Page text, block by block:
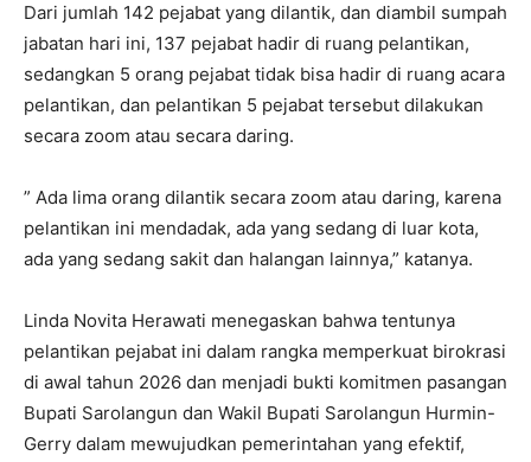
Dari jumlah 142 pejabat yang dilantik, dan diambil sumpah
jabatan hari ini, 137 pejabat hadir di ruang pelantikan,
sedangkan 5 orang pejabat tidak bisa hadir di ruang acara
pelantikan, dan pelantikan 5 pejabat tersebut dilakukan
secara zoom atau secara daring.
” Ada lima orang dilantik secara zoom atau daring, karena
pelantikan ini mendadak, ada yang sedang di luar kota,
ada yang sedang sakit dan halangan lainnya,” katanya.
Linda Novita Herawati menegaskan bahwa tentunya
pelantikan pejabat ini dalam rangka memperkuat birokrasi
di awal tahun 2026 dan menjadi bukti komitmen pasangan
Bupati Sarolangun dan Wakil Bupati Sarolangun Hurmin-
Gerry dalam mewujudkan pemerintahan yang efektif,